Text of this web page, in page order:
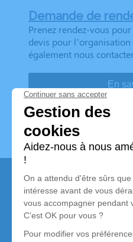
Demande de
Prenez rendez-vous
devis pour l’organisation
également nous
En
Pompes Funèbres
Nos équipes vous aident à
son souvenir dans le